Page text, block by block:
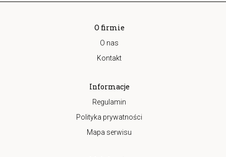
O firmie
O nas
Kontakt
Informacje
Regulamin
Polityka prywatności
Mapa serwisu